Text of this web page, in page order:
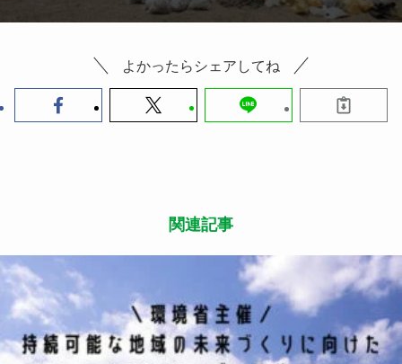
よかったらシェアしてね
関連記事